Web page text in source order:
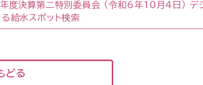
度決算第二特別委員会 （令和6年10月4日） デ
給水スポット検索
どる